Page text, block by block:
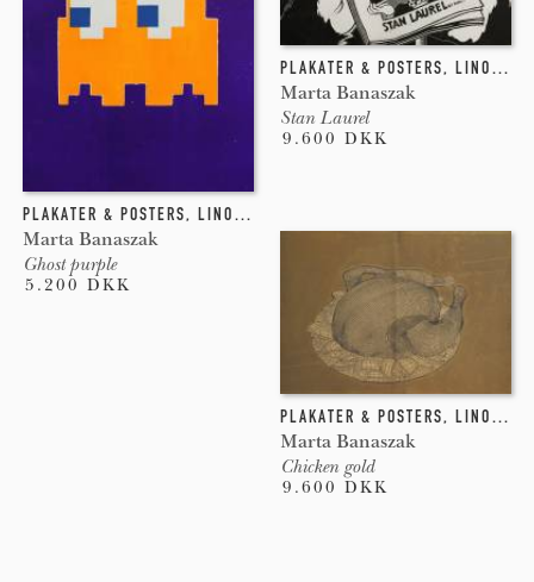
PLAKATER & POSTERS, LINOLEUMSTRYK
Marta Banaszak
Ghost purple
5.200 DKK
PLAKATER & POSTERS, LINOLEUMSTRYK
Marta Banaszak
Stan Laurel
9.600 DKK
PLAKATER & POSTERS, LINOLEUMSTRYK
Marta Banaszak
Chicken gold
9.600 DKK